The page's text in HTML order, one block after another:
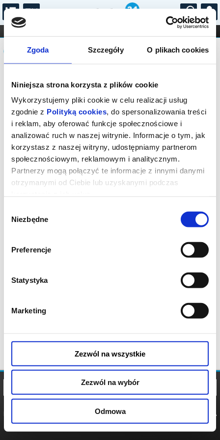
Zgoda Szczegóły O plikach cookies
Niniejsza strona korzysta z plików cookie
Wykorzystujemy pliki cookie w celu realizacji usług
zgodnie z Polityką cookies, do spersonalizowania treści
i reklam, aby oferować funkcje społecznościowe i
analizować ruch w naszej witrynie. Informacje o tym, jak
korzystasz z naszej witryny, udostępniamy partnerom
społecznościowym, reklamowym i analitycznym.
Partnerzy mogą połączyć te informacje z innymi danymi
otrzymanymi od Ciebie lub uzyskanymi podczas
zgody
Niezbędne
Preferencje
Statystyka
Marketing
Zezwól na wszystkie
Zezwól na wybór
Odmowa
...
FILHARMONIA OPERA I BALET
STAND-UP
DLA DZIECI
Komunikat
Sprzedaż on-line została zakończona,
sprawdź dostępność biletów w kasie.
POLITYKA
POLITYKA